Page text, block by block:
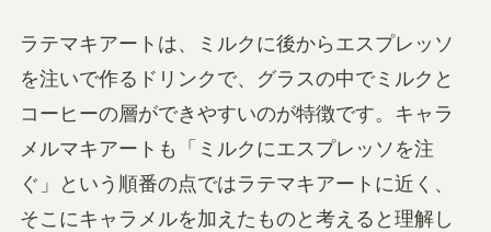
ラテマキアートは、ミルクに後からエスプレッソ
を注いで作るドリンクで、グラスの中でミルクと
コーヒーの層ができやすいのが特徴です。キャラ
メルマキアートも「ミルクにエスプレッソを注
ぐ」という順番の点ではラテマキアートに近く、
そこにキャラメルを加えたものと考えると理解し